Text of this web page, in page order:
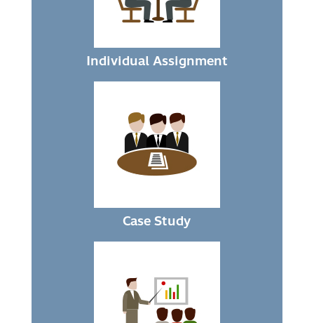
Individual Assignment
Case Study